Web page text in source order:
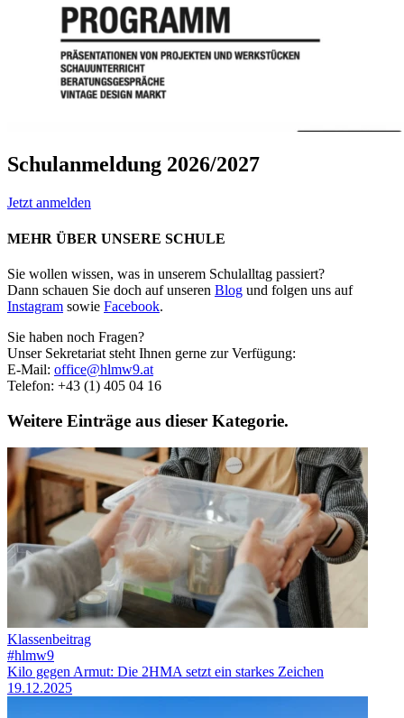
Schulanmeldung 2026/2027
Jetzt anmelden
MEHR ÜBER UNSERE SCHULE
Sie wollen wissen, was in unserem Schulalltag passiert?
Dann schauen Sie doch auf unseren Blog und folgen uns auf
Instagram sowie Facebook.
Sie haben noch Fragen?
Unser Sekretariat steht Ihnen gerne zur Verfügung:
E-Mail: office@hlmw9.at
Telefon: +43 (1) 405 04 16
Weitere Einträge aus dieser Kategorie.
Klassenbeitrag
#hlmw9
Kilo gegen Armut: Die 2HMA setzt ein starkes Zeichen
19.12.2025